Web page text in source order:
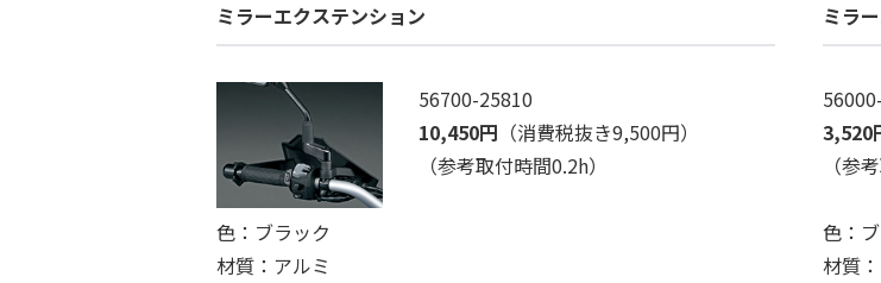
ミラーエクステンション
56700-25810
10,450円 （消費税抜き9,500円）
（参考取付時間0.2h）
色：ブラック
材質：アルミ
ミラ
3,520
（参
色：
材質